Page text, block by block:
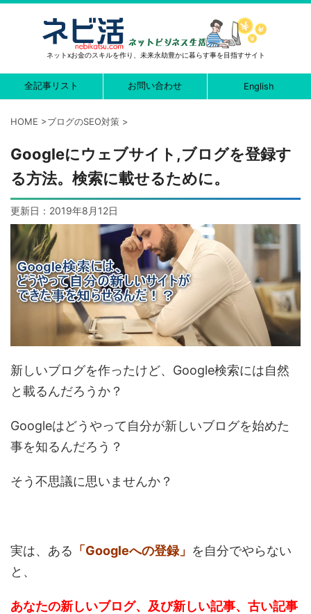
ネットxお金のスキルを作り、未来永劫豊かに暮らす事を目指すサイト
全記事リスト お問い合わせ English
HOME >ブログのSEO対策 >
Googleにウェブサイト,ブログを登録す
る方法。検索に載せるために。
更新日： 2019年8月12日
新しいブログを作ったけど、Google検索には自然
と載るんだろうか？
Googleはどうやって自分が新しいブログを始めた
事を知るんだろう？
そう不思議に思いませんか？
実は、ある 「Googleへの登録」 を自分でやらない
と、
あなたの新しいブログ、及び新しい記事、古い記事